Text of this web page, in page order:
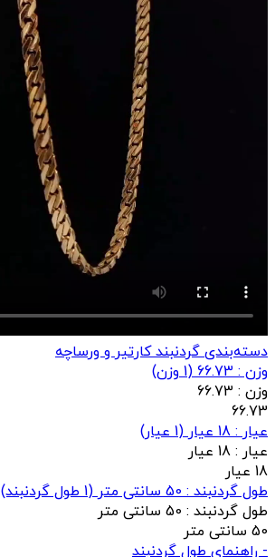
دسته‌بندی گردنبند کارتیر و ورساچه
وزن : 66.73
(
1 وزن)
وزن : 66.73
66.73
عيار : 18 عیار
(
1 عيار)
عيار : 18 عیار
18 عیار
طول گردنبند : 50 سانتی متر
(
1 طول گردنبند)
طول گردنبند : 50 سانتی متر
50 سانتی متر
- راهنمای طول گردنبند